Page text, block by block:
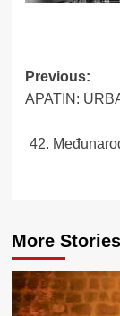
Post
Previous:
APATIN:
42.
More Stories